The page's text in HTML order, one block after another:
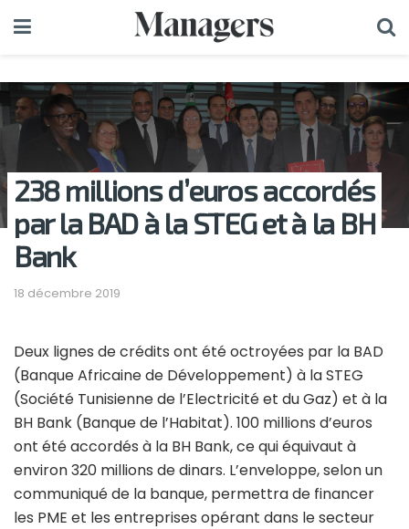
238 millions d’euros accordés
par la BAD à la STEG et à la BH
Bank
18 décembre 2019
Deux lignes de crédits ont été octroyées par la BAD
(Banque Africaine de Développement) à la STEG
(Société Tunisienne de l’Electricité et du Gaz) et à la
BH Bank (Banque de l’Habitat). 100 millions d’euros
ont été accordés à la BH Bank, ce qui équivaut à
environ 320 millions de dinars. L’enveloppe, selon un
communiqué de la banque, permettra de financer
les PME et les entreprises opérant dans le secteur